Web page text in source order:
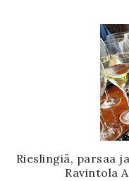
Rieslingiä, parsaa
Ravintola